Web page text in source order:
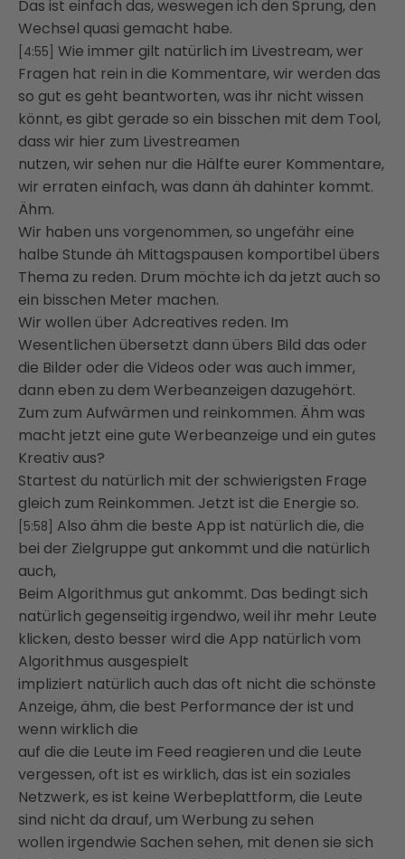
Das ist einfach das, weswegen ich den Sprung, den
Wechsel quasi gemacht habe.
[4:55] Wie immer gilt natürlich im Livestream, wer
Fragen hat rein in die Kommentare, wir werden das
so gut es geht beantworten, was ihr nicht wissen
könnt, es gibt gerade so ein bisschen mit dem Tool,
dass wir hier zum Livestreamen
nutzen, wir sehen nur die Hälfte eurer Kommentare,
wir erraten einfach, was dann äh dahinter kommt.
Ähm.
Wir haben uns vorgenommen, so ungefähr eine
halbe Stunde äh Mittagspausen komportibel übers
Thema zu reden. Drum möchte ich da jetzt auch so
ein bisschen Meter machen.
Wir wollen über Adcreatives reden. Im
Wesentlichen übersetzt dann übers Bild das oder
die Bilder oder die Videos oder was auch immer,
dann eben zu dem Werbeanzeigen dazugehört.
Zum zum Aufwärmen und reinkommen. Ähm was
macht jetzt eine gute Werbeanzeige und ein gutes
Kreativ aus?
Startest du natürlich mit der schwierigsten Frage
gleich zum Reinkommen. Jetzt ist die Energie so.
[5:58]
Also ähm die beste App ist natürlich die, die
bei der Zielgruppe gut ankommt und die natürlich
auch,
Beim Algorithmus gut ankommt. Das bedingt sich
natürlich gegenseitig irgendwo, weil ihr mehr Leute
klicken, desto besser wird die App natürlich vom
Algorithmus ausgespielt
impliziert natürlich auch das oft nicht die schönste
Anzeige, ähm, die best Performance der ist und
wenn wirklich die
auf die die Leute im Feed reagieren und die Leute
vergessen, oft ist es wirklich, das ist ein soziales
Netzwerk, es ist keine Werbeplattform, die Leute
sind nicht da drauf, um Werbung zu sehen
wollen irgendwie Sachen sehen, mit denen sie sich